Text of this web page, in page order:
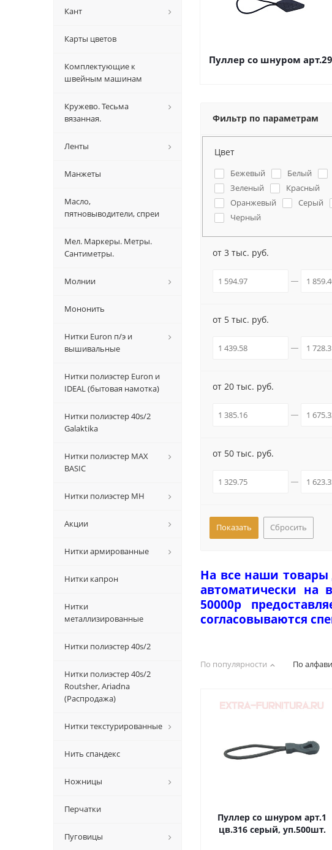
Пуллер со шнуром арт.29
Фильтр по параметрам
Цвет
Бежевый Белый
Зеленый
Красный
Оранжевый
Серый
Черный
от 3 тыс. руб.
от 5 тыс. руб.
от 20 тыс. руб.
от 50 тыс. руб.
Сбросить
На все наши товары
автоматически на
50000р
согласовываются
По популярности По
Пуллер со шнуром арт.1
цв.316 серый, уп.500шт.
Кант
Карты цветов
Комплектующие к
швейным машинам
Кружево. Тесьма
вязанная.
Ленты
Манжеты
Масло,
пятновыводители, спреи
Мел. Маркеры. Метры.
Сантиметры.
Молнии
Мононить
Нитки Euron п/э и
вышивальные
Нитки полиэстер Euron и
IDEAL (бытовая намотка)
Нитки полиэстер 40s/2
Galaktika
Нитки полиэстер MAX
BASIC
Нитки полиэстер MH
Акции
Нитки армированные
Нитки капрон
Нитки
металлизированные
Нитки полиэстер 40s/2
Нитки полиэстер 40s/2
Routsher, Ariadna
(Распродажа)
Нитки текстурированные
Нить спандекс
Ножницы
Перчатки
Пуговицы